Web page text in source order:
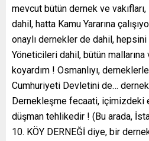
mevcut bütün dernek ve
dahil, hatta Kamu Yararına
onaylı dernekler de dahil,
Yöneticileri dahil, bütün mallarına
koyardım ! Osmanlıyı,
Cumhuriyeti Devletini de…
Dernekleşme fecaati, içimizdeki
düşman tehlikedir ! (Bu arada,
10. KÖY DERNEĞİ diye, bir